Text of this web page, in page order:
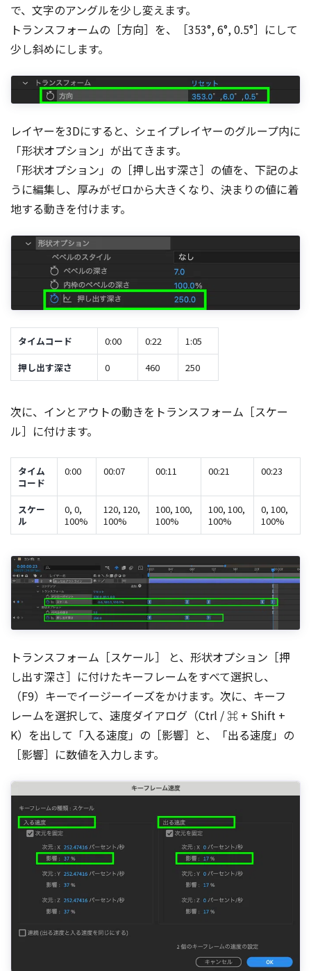
で、文字のアングルを少し変えます。
トランスフォームの［方向］を、［353°, 6°, 0.5°］にして
少し斜めにします。
レイヤーを3Dにすると、シェイプレイヤーのグループ内に
「形状オプション」が出てきます。
「形状オプション」の［押し出す深さ］の値を、下記のよ
うに編集し、厚みがゼロから大きくなり、決まりの値に着
地する動きを付けます。
タイムコード 0:00 0:22
1:05
押し出す深さ
0 460 250
次に、インとアウトの動きをトランスフォーム［スケー
ル］に付けます。
タイム
コード
0:00 00:07 00:11 00:21 00:23
スケー
ル
0, 0,
100%
120, 120,
100%
100, 100,
100%
100, 100,
100%
0, 100,
100%
トランスフォーム［スケール］ と、形状オプション［押
し出す深さ］に付けたキーフレームをすべて選択し、
（F9）キーでイージーイーズをかけます。次に、キーフ
レームを選択して、速度ダイアログ（Ctrl / ⌘ + Shift +
K）を出して「入る速度」の［影響］と、「出る速度」の
［影響］に数値を入力します。